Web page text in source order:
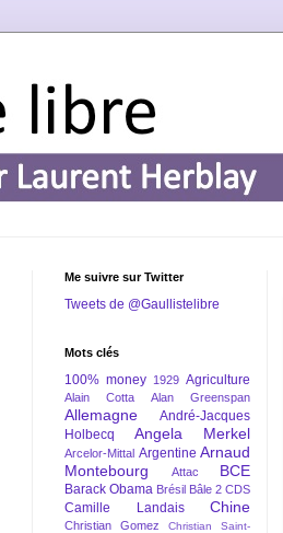
Me suivre sur Twitter
Tweets de @Gaullistelibre
Mots clés
100% money 1929 Agriculture
Alain Cotta Alan Greenspan
Allemagne
André-Jacques
Holbecq
Angela Merkel
Arcelor-Mittal Argentine Arnaud
Montebourg
Attac BCE
Barack Obama Brésil Bâle 2 CDS
Camille Landais Chine
Christian Gomez
Christian Saint-